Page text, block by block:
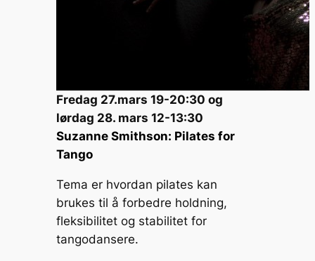
Fredag 27.mars 19-20:30 og
lørdag 28. mars 12-13:30
Suzanne Smithson: Pilates for
Tango
Tema er hvordan pilates kan
brukes til å forbedre holdning,
fleksibilitet og stabilitet for
tangodansere.